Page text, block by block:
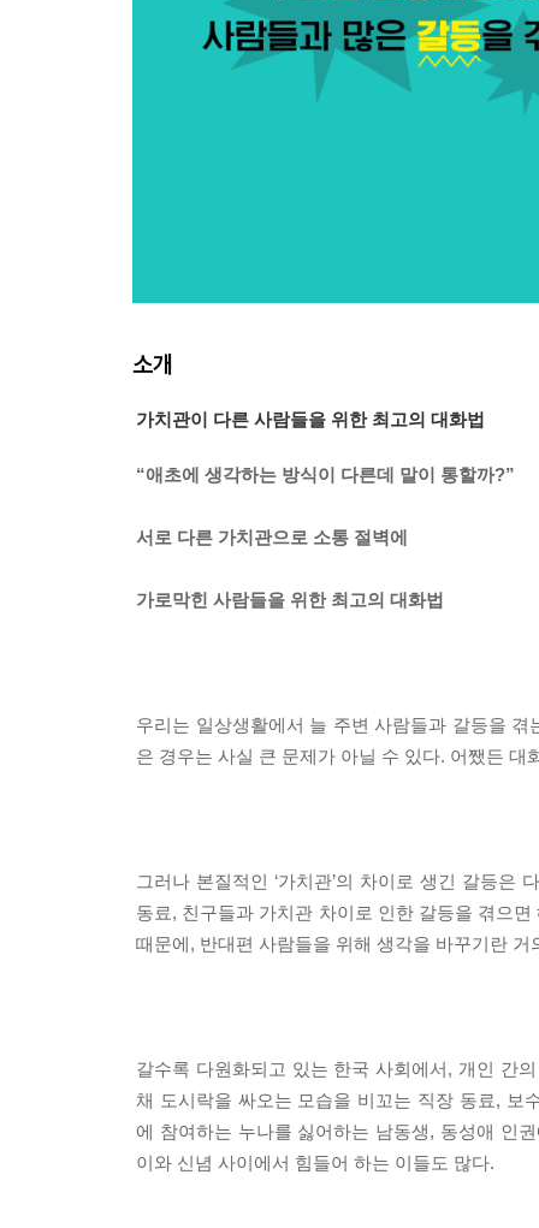
소개
가치관이 다른 사람들을 위한 최고의 대화법
“애초에 생각하는 방식이 다른데 말이 통할까?”
서로 다른 가치관으로 소통 절벽에
가로막힌 사람들을 위한 최고의 대화법
우리는 일상생활에서 늘 주변 사람들과 갈등을
은 경우는 사실 큰 문제가 아닐 수 있다. 어쨌든 대
그러나 본질적인 ‘가치관’의 차이로 생긴 갈등
동료, 친구들과 가치관 차이로 인한 갈등을 겪으
때문에, 반대편 사람들을 위해 생각을 바꾸기란 거
갈수록 다원화되고 있는 한국 사회에서, 개인 간
채 도시락을 싸오는 모습을 비꼬는 직장 동료, 보
에 참여하는 누나를 싫어하는 남동생, 동성애 인
이와 신념 사이에서 힘들어 하는 이들도 많다.